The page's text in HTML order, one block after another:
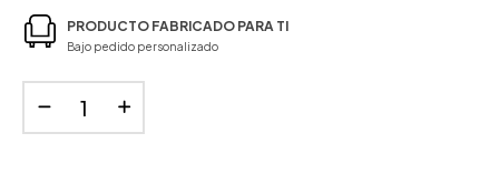
PRODUCTO FABRICADO PARA TI
Bajo pedido personalizado